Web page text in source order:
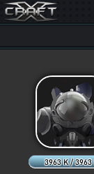
3963 K / 3963